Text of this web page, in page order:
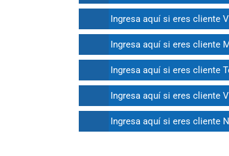
Ingresa aquí si eres cliente
Ingresa aquí si eres cliente
Ingresa aquí si eres cliente
Ingresa aquí si eres cliente
Ingresa aquí si eres cliente